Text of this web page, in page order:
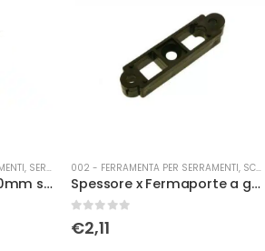
, SERRATURE
Cremonese Otlav E40mm senza asta
002 - FERRAMENTA PER SERRAMENTI, SCURETTI
Spessore x Fermaporte a gancio Metalfer
Su 5
€2,11